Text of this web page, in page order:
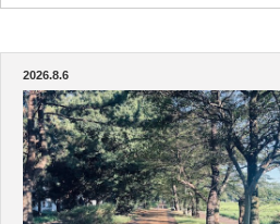
2026.8.6